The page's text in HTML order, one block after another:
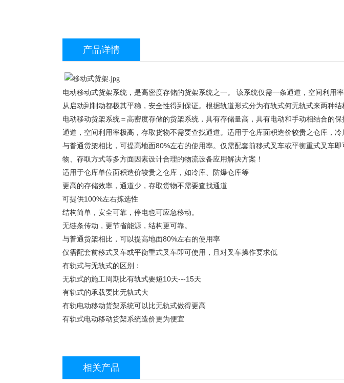
产品详情
电动移动式货架系统，是高密度存储的货架系统之一。 该系统仅需一条通道，空间利
从启动到制动都极其平稳，安全性得到保证。根据轨道形式分为有轨式何无轨式来两种结
电动移动货架系统＝高密度存储的货架系统，具有存储量高，具有电动和手动相结合的
通道，空间利用率极高，存取货物不需要查找通道。适用于仓库面积造价较贵之仓库，
与普通货架相比，可提高地面80%左右的使用率。仅需配套前移式叉车或平衡重式叉车
物、存取方式等多方面因素设计合理的物流设备应用解决方案！
适用于仓库单位面积造价较贵之仓库，如冷库、防爆仓库等
更高的存储效率，通道少，存取货物不需要查找通道
可提供100%左右拣选性
结构简单，安全可靠，停电也可应急移动。
无链条传动，更节省能源，结构更可靠。
与普通货架相比，可以提高地面80%左右的使用率
仅需配套前移式叉车或平衡重式叉车即可使用，且对叉车操作要求低
有轨式与无轨式的区别：
无轨式的施工周期比有轨式要短10天---15天
有轨式的承载要比无轨式大
有轨电动移动货架系统可以比无轨式做得更高
有轨式电动移动货架系统造价更为便宜
相关产品